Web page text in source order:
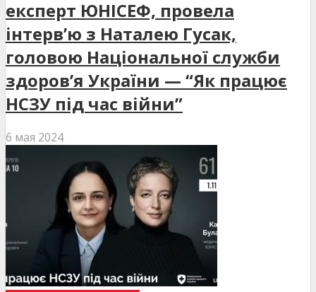
експерт ЮНІСЕФ, провела
інтерв’ю з Наталею Гусак,
головою Національної служби
здоров’я України — “Як працює
НСЗУ під час війни”
6 мая 2024